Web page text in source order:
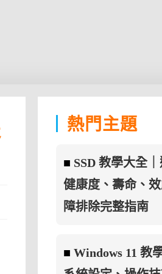
熱門主題
■ SSD 教學大全｜
健康度、壽命、
障排除完整指南
■Windows 11 教